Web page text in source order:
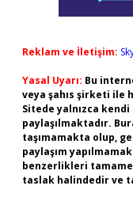
Reklam ve İletişim:
Yasal Uyarı: Bu
veya şahıs şirketi ile
Sitede yalnızca kendi
paylaşılmaktadır.
taşımamakta olup,
paylaşım
benzerlikleri
taslak halindedir ve